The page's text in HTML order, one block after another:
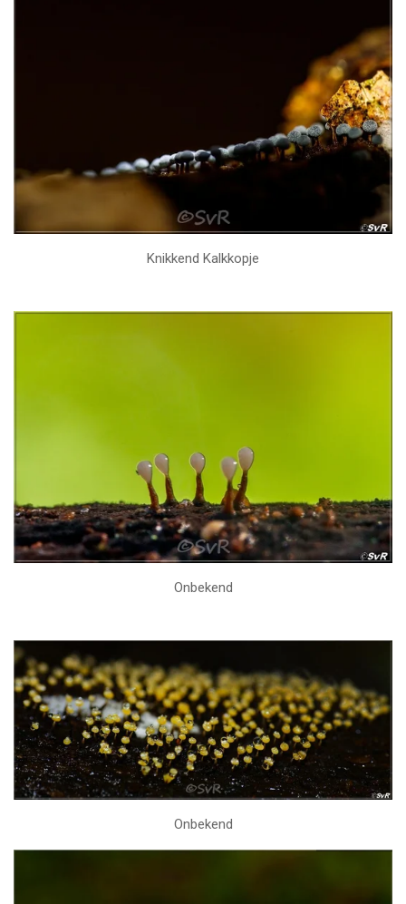
Knikkend Kalkkopje
Onbekend
Onbekend